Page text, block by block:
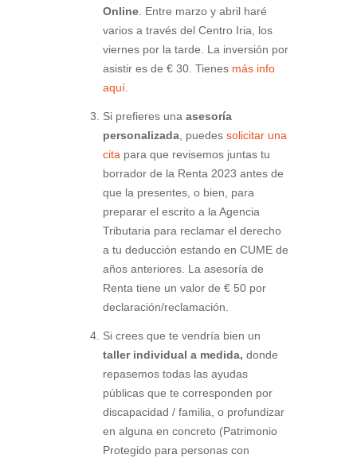
Online. Entre marzo y abril haré
varios a través del Centro Iria, los
viernes por la tarde. La inversión por
asistir es de € 30. Tienes más info
aquí.
Si prefieres una asesoría
personalizada, puedes solicitar una
cita para que revisemos juntas tu
borrador de la Renta 2023 antes de
que la presentes, o bien, para
preparar el escrito a la Agencia
Tributaria para reclamar el derecho
a tu deducción estando en CUME de
años anteriores. La asesoría de
Renta tiene un valor de € 50 por
declaración/reclamación.
Si crees que te vendría bien un
taller individual a medida, donde
repasemos todas las ayudas
públicas que te corresponden por
discapacidad / familia, o profundizar
en alguna en concreto (Patrimonio
Protegido para personas con